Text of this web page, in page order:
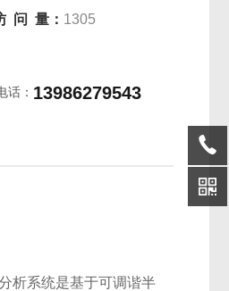
问 量： 1305
话： 13986279543
析系统是基于可调谐半